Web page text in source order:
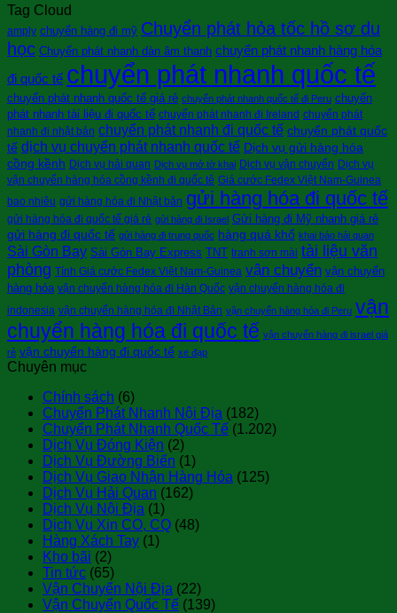
Tag Cloud
amply chuyển hàng đi mỹ Chuyển phát hỏa tốc hồ sơ du
học Chuyển phát nhanh dàn âm thanh chuyển phát nhanh hàng hóa
đi quốc tế chuyển phát nhanh quốc tế
chuyển phát nhanh quốc tế giá rẻ chuyển phát nhanh quốc tế đi Peru chuyển
phát nhanh tài liệu đi quốc tế chuyển phát nhanh đi Ireland chuyển phát
nhanh đi nhật bản chuyển phát nhanh đi quốc tế chuyển phát quốc
tế dịch vụ chuyển phát nhanh quốc tế Dịch vụ gửi hàng hóa
cồng kềnh Dịch vụ hải quan Dịch vụ mở tờ khai Dịch vụ vận chuyển Dịch vụ
vận chuyển hàng hóa cồng kềnh đi quốc tê Giá cước Fedex Việt Nam-Guinea
bao nhiêu gửi hàng hóa đi Nhật bản gửi hàng hóa đi quốc tế
gửi hàng hóa đi quốc tế giá rẻ gửi hàng đi Israel Gửi hàng đi Mỹ nhanh giá rẻ
gửi hàng đi quốc tế gửi hàng đi trung quốc hàng quá khổ khai báo hải quan
Sài Gòn Bay Sài Gòn Bay Express TNT tranh sơn mài tài liệu văn
phòng Tính Giá cước Fedex Việt Nam-Guinea vận chuyển vận chuyển
hàng hóa vận chuyển hàng hóa đi Hàn Quốc vận chuyển hàng hóa đi
indonesia vận chuyển hàng hóa đi Nhật Bản vận chuyển hàng hóa đi Peru vận
chuyển hàng hóa đi quốc tế vận chuyển hàng đi israel giá
rẻ vận chuyển hàng đi quốc tế xe đạp
Chuyên mục
Chính sách (6)
Chuyển Phát Nhanh Nội Địa (182)
Chuyển Phát Nhanh Quốc Tế (1.202)
Dịch Vụ Đóng Kiện (2)
Dịch Vụ Đường Biển (1)
Dịch Vụ Giao Nhận Hàng Hóa (125)
Dịch Vụ Hải Quan (162)
Dịch Vụ Nội Địa (1)
Dịch Vụ Xin CO, CQ (48)
Hàng Xách Tay (1)
Kho bãi (2)
Tin tức (65)
Vận Chuyển Nội Địa (22)
Vận Chuyển Quốc Tế (139)